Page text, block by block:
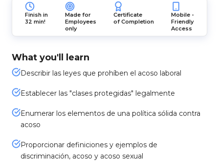
Finish in
32 min!
Made for
Employees
only
Certificate
of Completion
Mobile -
Friendly
Access
What you'll learn
Describir las leyes que prohíben el acoso laboral
Establecer las "clases protegidas" legalmente
Enumerar los elementos de una política sólida contra
acoso
Proporcionar definiciones y ejemplos de
discriminación, acoso y acoso sexual